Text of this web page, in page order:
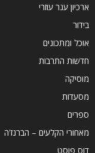
ארכיון ענר עוזרי
בידור
אוכל ומתכונים
חדשות התרבות
מוסיקה
מסעדות
ספרים
מאחורי הקלעים – הברנז'ה
דוס פוסט